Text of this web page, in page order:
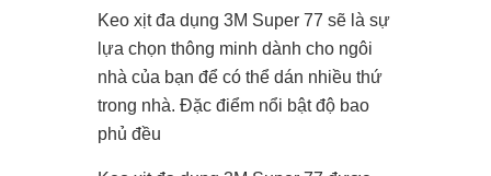
Keo xịt đa dụng 3M Super 77 sẽ là sự
lựa chọn thông minh dành cho ngôi
nhà của bạn để có thể dán nhiều thứ
trong nhà. Đặc điểm nổi bật độ bao
phủ đều